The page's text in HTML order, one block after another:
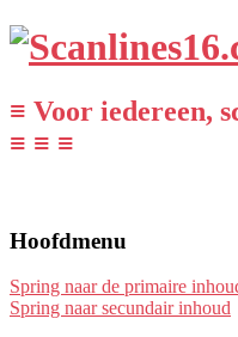
≡ Voor iedereen,
≡ ≡ ≡
Hoofdmenu
Spring naar de primaire
Spring naar secundair inhoud